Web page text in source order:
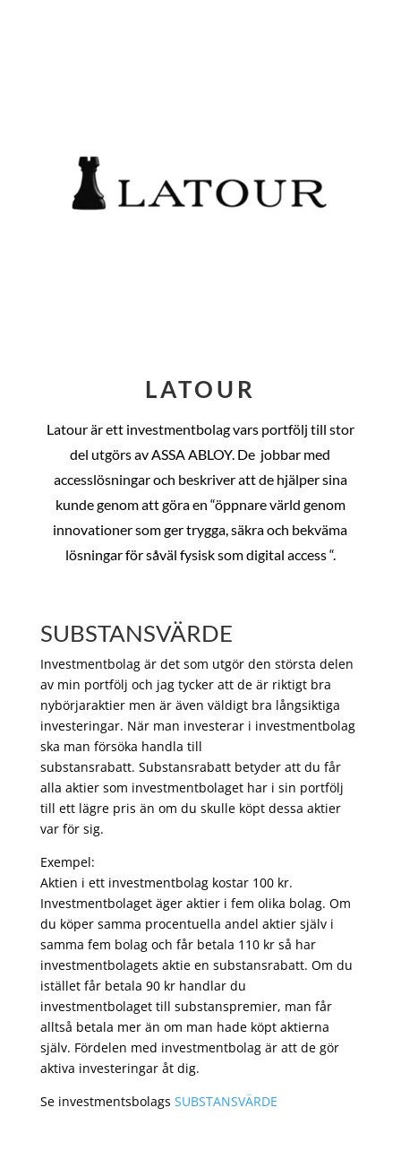
LATOUR
Latour är ett investmentbolag vars portfölj till stor
del utgörs av ASSA ABLOY. De jobbar med
accesslösningar och beskriver att de hjälper sina
kunde genom att göra en “öppnare värld genom
innovationer som ger trygga, säkra och bekväma
lösningar för såväl fysisk som digital access “.
SUBSTANSVÄRDE
Investmentbolag är det som utgör den största delen
av min portfölj och jag tycker att de är riktigt bra
nybörjaraktier men är även väldigt bra långsiktiga
investeringar. När man investerar i investmentbolag
ska man försöka handla till
substansrabatt. Substansrabatt betyder att du får
alla aktier som investmentbolaget har i sin portfölj
till ett lägre pris än om du skulle köpt dessa aktier
var för sig.
Exempel:
Aktien i ett investmentbolag kostar 100 kr.
Investmentbolaget äger aktier i fem olika bolag. Om
du köper samma procentuella andel aktier själv i
samma fem bolag och får betala 110 kr så har
investmentbolagets aktie en substansrabatt. Om du
istället får betala 90 kr handlar du
investmentbolaget till substanspremier, man får
alltså betala mer än om man hade köpt aktierna
själv. Fördelen med investmentbolag är att de gör
aktiva investeringar åt dig.
Se investmentsbolags SUBSTANSVÄRDE